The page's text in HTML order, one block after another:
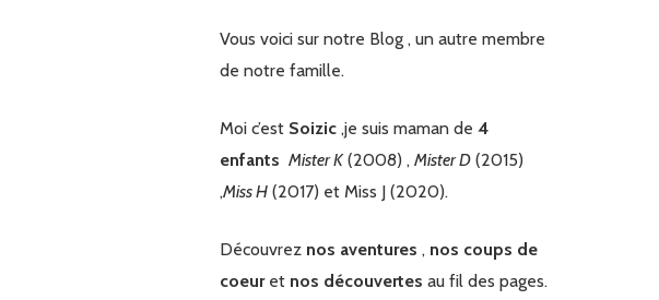
Vous voici sur notre Blog , un autre membre
de notre famille.
Moi c’est Soizic ,je suis maman de 4
enfants Mister K(2008) , Mister D (2015)
,Miss H (2017) et Miss J (2020).
Découvrez nos aventures , nos coups de
coeuret nos découvertes au fil des pages.